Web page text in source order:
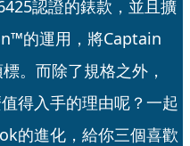
認證的錶款，並且擴
的運用，將Captain
。而除了規格之外，
得入手的理由呢？一起
的進化，給你三個喜歡